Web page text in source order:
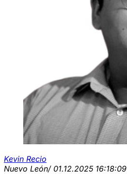
Kevin Recio
Nuevo León/ 01.12.2025 16:18:09